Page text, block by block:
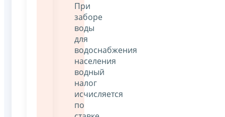
При
заборе
воды
для
водоснабжения
населения
водный
налог
исчисляется
по